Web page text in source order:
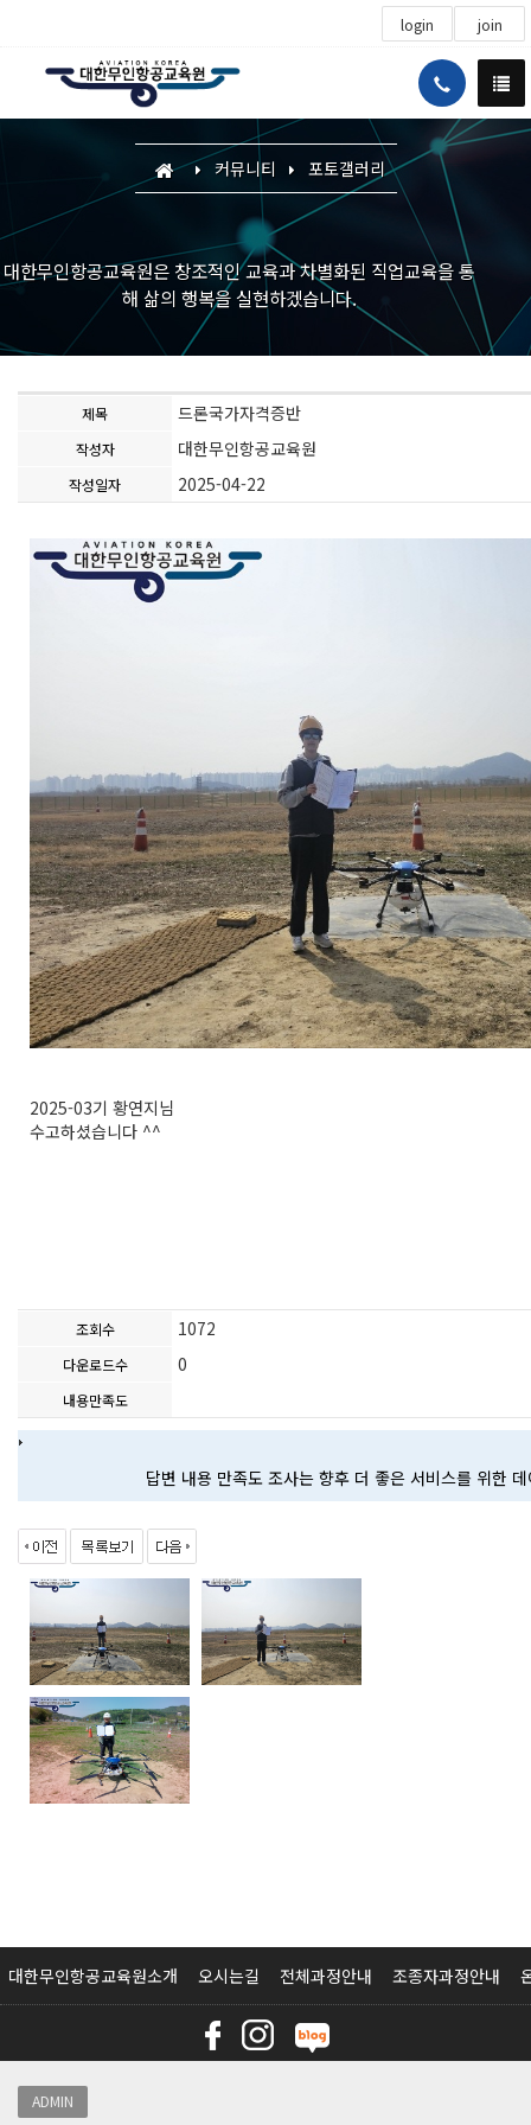
login join
커뮤니티 포토갤러리
대한무인항공교육원은 창조적인 교육과 차별화된 직업교육을 통
해 삶의 행복을 실현하겠습니다.
제목 드론국가자격증반
작성자 대한무인항공교육원
작성일자 2025-04-22
2025-03기 황연지님
수고하셨습니다 ^^
조회수 1072
다운로드수 0
내용만족도
답변 내용 만족도 조사는 향후 더 좋은 서비스를 위한
대한무인항공교육원소개 오시는길 전체과정안내 조종자과정안내
ADMIN